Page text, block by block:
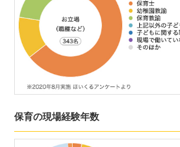
保育の現場経験年数